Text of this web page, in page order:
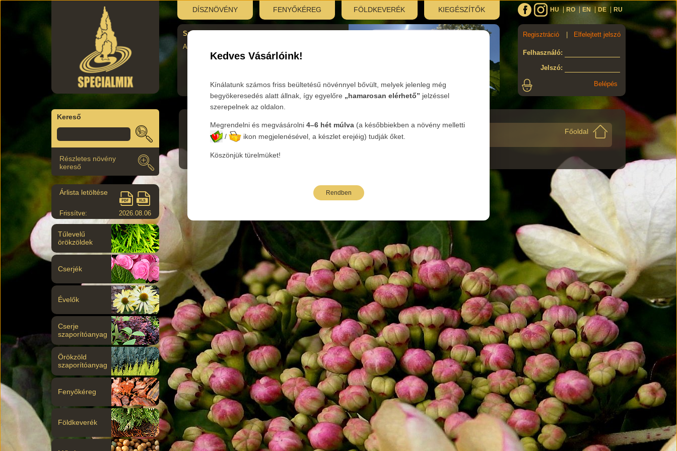
Kedves Vásárlóink!
Kínálatunk számos friss beültetésű növénnyel bővült, melyek jelenleg még
begyökeresedés alatt állnak, így egyelőre „hamarosan elérhető” jelzéssel
szerepelnek az oldalon.
Megrendelni és megvásárolni 4–6 hét múlva (a későbbiekben a növény melletti
/
ikon megjelenésével, a készlet erejéig) tudják őket.
Köszönjük türelmüket!
Rendben
DÍSZNÖVÉNY FENYŐKÉREG FÖLDKEVERÉK KIEGÉSZÍTŐK
Szombati újranyitás:
AUgusztus 29., 7:30–12:00
Tovább
HU RO EN DE RU
Regisztráció Elfelejtett jelszó
Felhasználó:
Jelszó:
Kereső
Részletes növény
kereső
Árlista letöltése
Frissítve: 2026.08.06
Tűlevelű
örökzöldek
Cserjék
Évelők
Cserje
szaporítóanyag
Örökzöld
szaporítóanyag
Fenyőkéreg
Földkeverék
Termékeink Főoldal